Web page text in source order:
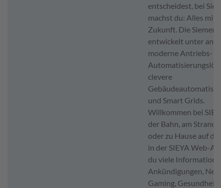
entscheidest, bei
machst du: Alles mit
Zukunft. Die
entwickelt unter
moderne Antriebs-
clevere
und Smart Grids.
Willkommen bei
der Bahn, am Strand,
oder zu Hause auf
in der SIEYA Web-
du viele
Ankündigungen,
Gaming, Gesundheit